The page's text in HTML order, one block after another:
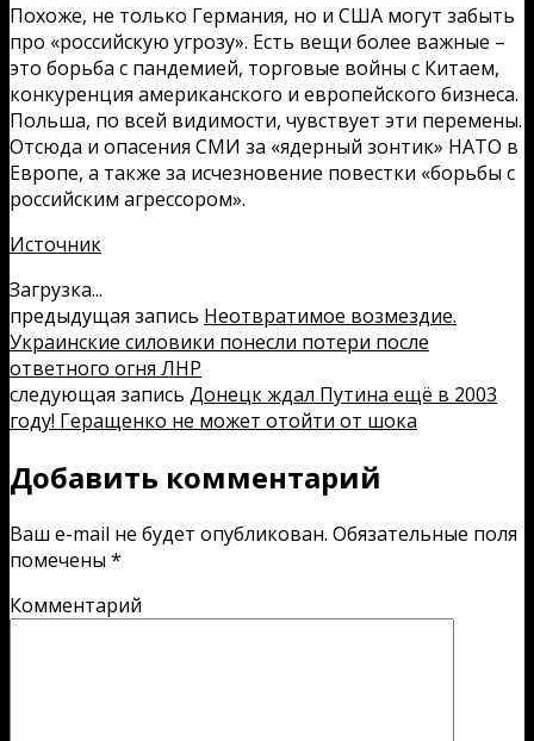
Похоже, не только Германия, но и США могут забыть
про «российскую угрозу». Есть вещи более важные –
это борьба с пандемией, торговые войны с Китаем,
конкуренция американского и европейского бизнеса.
Польша, по всей видимости, чувствует эти перемены.
Отсюда и опасения СМИ за «ядерный зонтик» НАТО в
Европе, а также за исчезновение повестки «борьбы с
российским агрессором».
Источник
Загрузка...
предыдущая запись Неотвратимое возмездие.
Украинские силовики понесли потери после
ответного огня ЛНР
следующая запись Донецк ждал Путина ещё в 2003
году! Геращенко не может отойти от шока
Добавить комментарий
Ваш e-mail не будет опубликован. Обязательные поля
помечены *
Комментарий